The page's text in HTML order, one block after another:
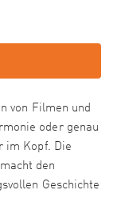
von Filmen und
oder genau
im Kopf. Die
den
Geschichte